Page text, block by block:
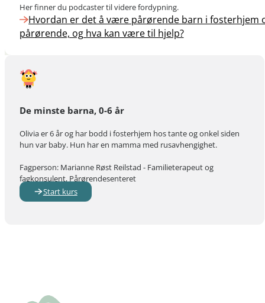
Her finner du podcaster til videre fordypning.
Hvordan er det å være pårørende barn i fosterhjem
pårørende, og hva kan være til hjelp?
De minste barna, 0-6 år
Olivia er 6 år og har bodd i fosterhjem hos tante og onkel siden
hun var baby. Hun har en mamma med rusavhengighet.
Fagperson: Marianne Røst Reilstad - Familieterapeut og
fagkonsulent, Pårørendesenteret
Start kurs